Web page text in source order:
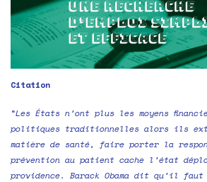
Citation
“Les États n’ont plus les moyens
politiques traditionnelles alors ils
matière de santé, faire porter la
prévention au patient cache l’état
providence. Barack Obama dit qu’il faut